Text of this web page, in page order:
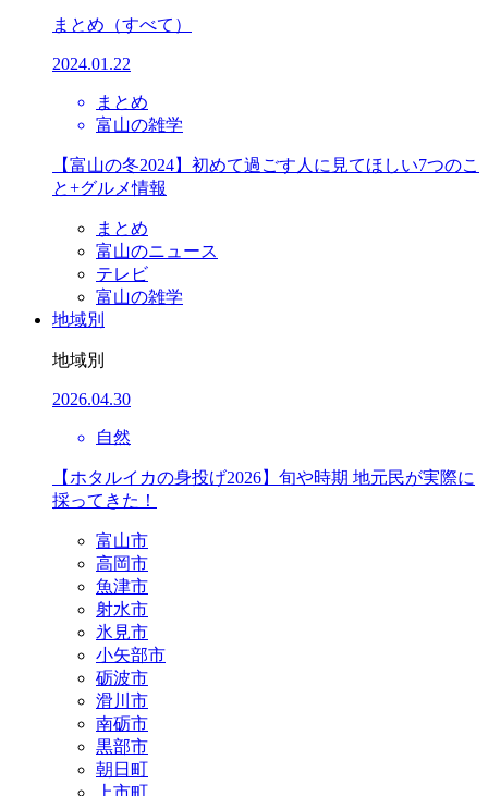
まとめ （すべて）
2024.01.22
まとめ
富山の雑学
【富山の冬2024】初めて過ごす人に見てほしい7つのこ
と+グルメ情報
まとめ
富山のニュース
テレビ
富山の雑学
地域別
地域別
2026.04.30
自然
【ホタルイカの身投げ2026】旬や時期 地元民が実際に
採ってきた！
富山市
高岡市
魚津市
射水市
氷見市
小矢部市
砺波市
滑川市
南砺市
黒部市
朝日町
上市町